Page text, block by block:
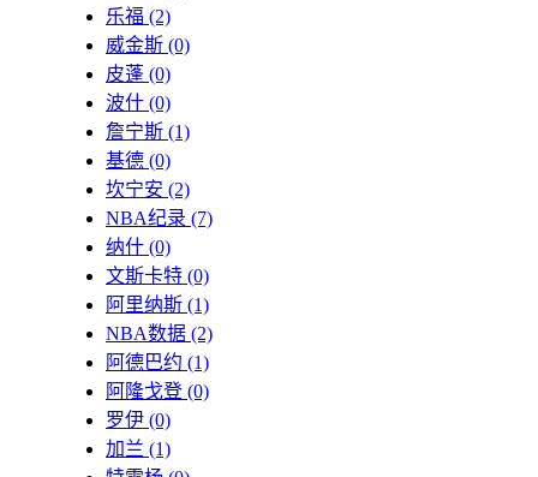
乐福 (2)
威金斯 (0)
皮蓬 (0)
波什 (0)
詹宁斯 (1)
基德 (0)
坎宁安 (2)
NBA纪录 (7)
纳什 (0)
文斯卡特 (0)
阿里纳斯 (1)
NBA数据 (2)
阿德巴约 (1)
阿隆戈登 (0)
罗伊 (0)
加兰 (1)